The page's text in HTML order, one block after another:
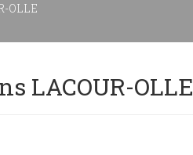
OLLE
LACOUR-OLLE